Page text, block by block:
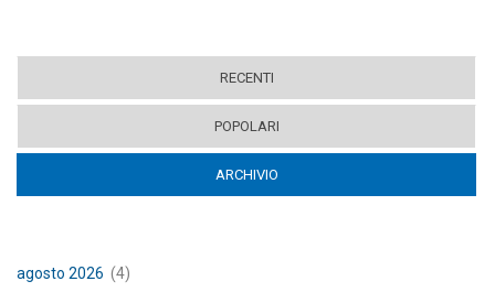
RECENTI
POPOLARI
ARCHIVIO
agosto 2026 (4)